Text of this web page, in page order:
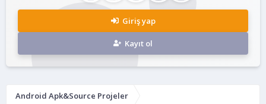
Giriş yap
Kayıt ol
Android Apk&Source Projeler